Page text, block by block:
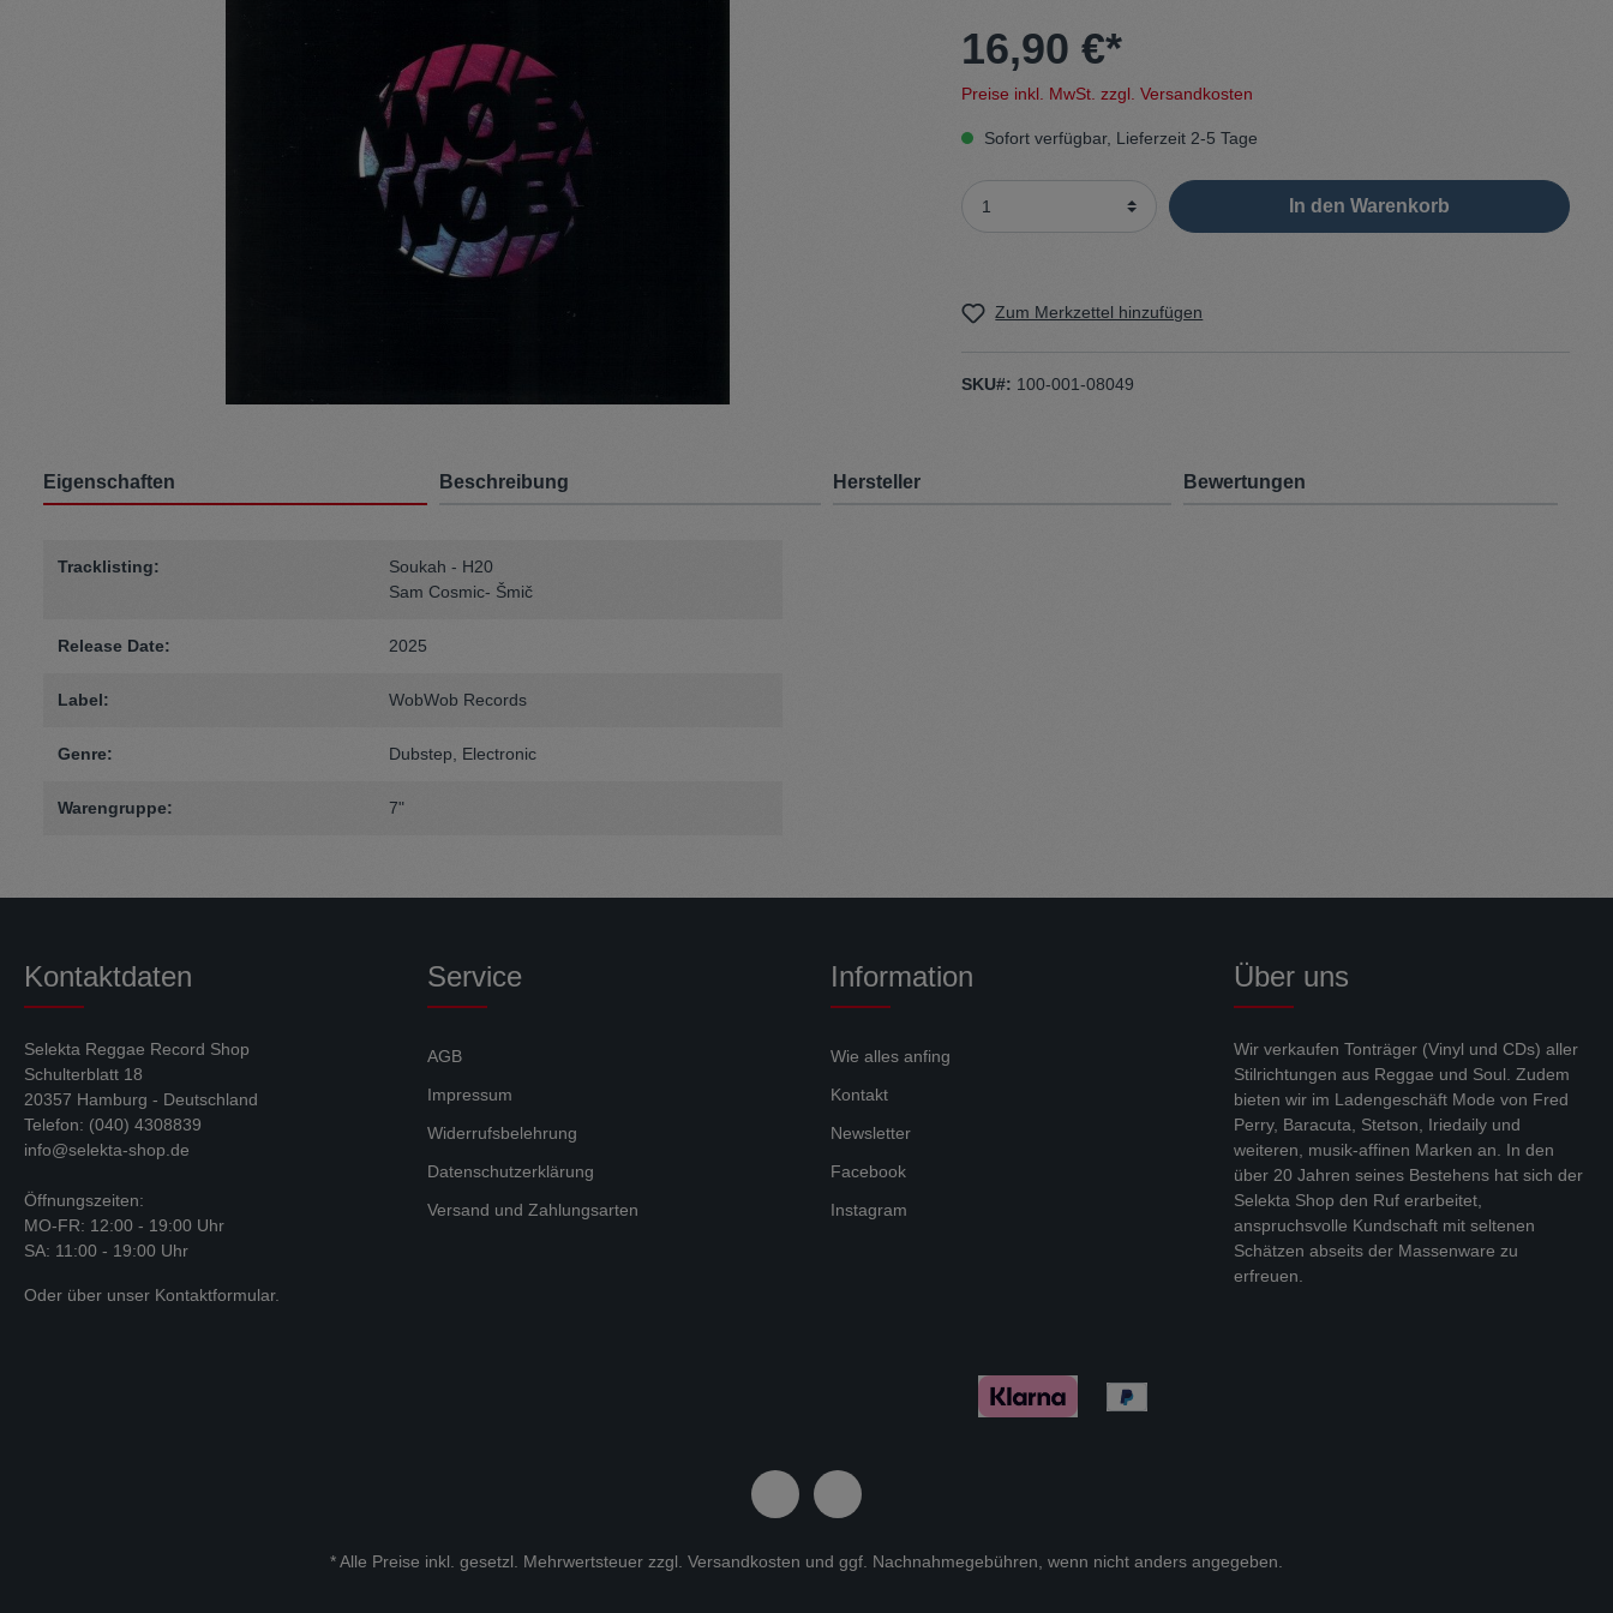
Jumpsuit
Hosen
Taschen
Mäntel
16,90 €*
Preise inkl. MwSt. zzgl. Versandkosten
Sofort verfügbar, Lieferzeit 2-5 Tage
In den Warenkorb
Zum Merkzettel hinzufügen
SKU#: 100-001-08049
Eigenschaften Beschreibung Hersteller Bewertungen
Tracklisting:
Soukah - H20
Sam Cosmic- Šmič
Release Date: 2025
Label: WobWob Records
Genre: Dubstep , Electronic
Warengruppe: 7"
Über uns
Wir verkaufen Tonträger (Vinyl und CDs) aller
Stilrichtungen aus Reggae und Soul. Zudem
bieten wir im Ladengeschäft Mode von Fred
Perry, Baracuta, Stetson, Iriedaily und
weiteren, musik-affinen Marken an. In den
über 20 Jahren seines Bestehens hat sich der
Selekta Shop den Ruf erarbeitet,
anspruchsvolle Kundschaft mit seltenen
Schätzen abseits der Massenware zu
erfreuen.
Kontaktdaten
Selekta Reggae Record Shop
Schulterblatt 18
20357 Hamburg - Deutschland
Telefon: (040) 4308839
info@selekta-shop.de
Öffnungszeiten:
MO-FR: 12:00 - 19:00 Uhr
SA: 11:00 - 19:00 Uhr
Oder über unser Kontaktformular.
Service
AGB
Impressum
Widerrufsbelehrung
Datenschutzerklärung
Versand und Zahlungsarten
Information
Wie alles anfing
Kontakt
Newsletter
Facebook
Instagram
* Alle Preise inkl. gesetzl. Mehrwertsteuer zzgl. Versandkosten und ggf. Nachnahmegebühren, wenn nicht anders angegeben.